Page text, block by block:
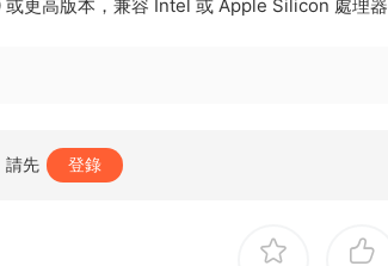
或更高版本，兼容 Intel 或 Apple Silicon 處理器
請先 登錄